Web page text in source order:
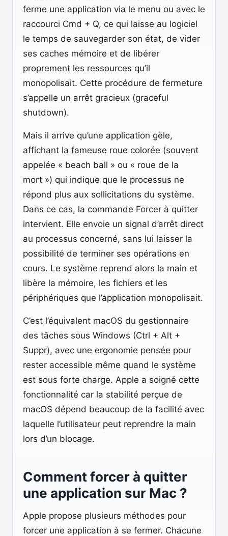
ferme une application via le menu ou avec le
raccourci Cmd + Q, ce qui laisse au logiciel
le temps de sauvegarder son état, de vider
ses caches mémoire et de libérer
proprement les ressources qu’il
monopolisait. Cette procédure de fermeture
s’appelle un arrêt gracieux (graceful
shutdown).
Mais il arrive qu’une application gèle,
affichant la fameuse roue colorée (souvent
appelée « beach ball » ou « roue de la
mort ») qui indique que le processus ne
répond plus aux sollicitations du système.
Dans ce cas, la commande Forcer à quitter
intervient. Elle envoie un signal d’arrêt direct
au processus concerné, sans lui laisser la
possibilité de terminer ses opérations en
cours. Le système reprend alors la main et
libère la mémoire, les fichiers et les
périphériques que l’application monopolisait.
C’est l’équivalent macOS du gestionnaire
des tâches sous Windows (Ctrl + Alt +
Suppr), avec une ergonomie pensée pour
rester accessible même quand le système
est sous forte charge. Apple a soigné cette
fonctionnalité car la stabilité perçue de
macOS dépend beaucoup de la facilité avec
laquelle l’utilisateur peut reprendre la main
lors d’un blocage.
Comment forcer à quitter
une application sur Mac ?
Apple propose plusieurs méthodes pour
forcer une application à se fermer. Chacune